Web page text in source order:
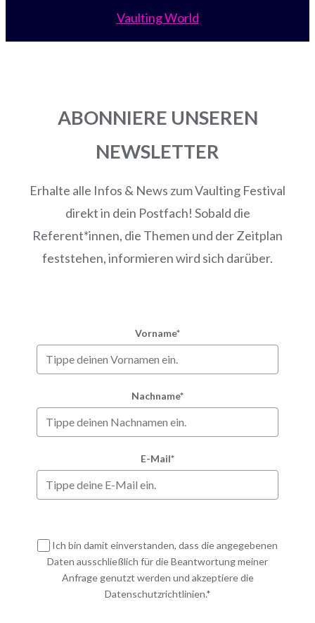
Vaulting World
ABONNIERE UNSEREN
NEWSLETTER
Erhalte alle Infos & News zum Vaulting Festival
direkt in dein Postfach! Sobald die
Referent*innen, die Themen und der Zeitplan
feststehen, informieren wird sich darüber.
Vorname*
Nachname*
E-Mail*
Ich bin damit einverstanden, dass die angegebenen
Daten ausschließlich für die Beantwortung meiner
Anfrage genutzt werden und akzeptiere die
Datenschutzrichtlinien.*